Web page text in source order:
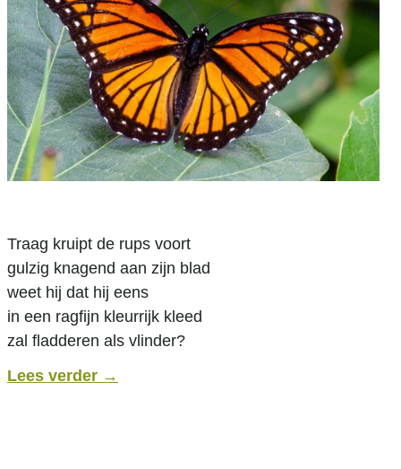
Traag kruipt de rups voort
gulzig knagend aan zijn blad
weet hij dat hij eens
in een ragfijn kleurrijk kleed
zal fladderen als vlinder?
Lees verder →